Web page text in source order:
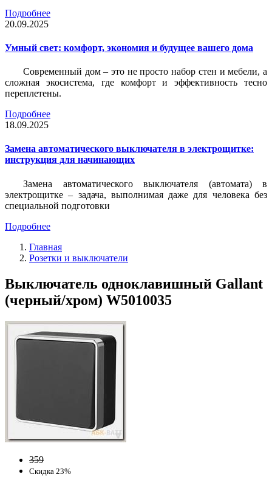
Подробнее
20.09.2025
Умный свет: комфорт, экономия и будущее вашего дома
Современный дом – это не просто набор стен и мебели, а
сложная экосистема, где комфорт и эффективность тесно
переплетены.
Подробнее
18.09.2025
Замена автоматического выключателя в электрощитке:
инструкция для начинающих
Замена автоматического выключателя (автомата) в
электрощитке – задача, выполнимая даже для человека без
специальной подготовки
Подробнее
Главная
Розетки и выключатели
Выключатель одноклавишный Gallant
(черный/хром) W5010035
359
Скидка 23%